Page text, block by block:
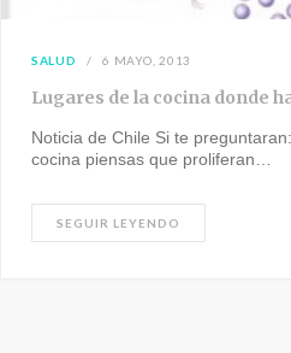
SALUD 6 MAYO, 2013
Lugares de la cocina donde
Noticia de Chile Si te
cocina piensas que proliferan…
SEGUIR LEYENDO